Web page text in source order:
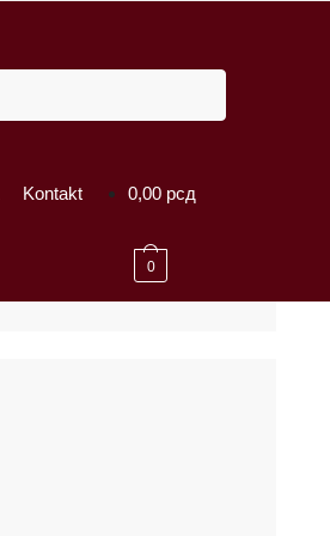
Kontakt 0,00 рсд
0